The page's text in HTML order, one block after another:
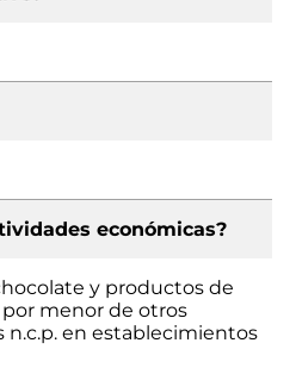
económicas?
y productos de
menor de otros
en establecimientos